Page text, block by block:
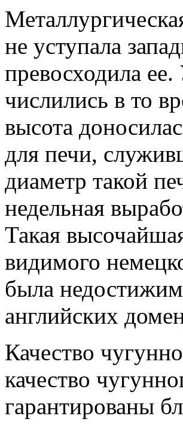
не уступала
превосходила ее.
числились в то
высота
для печи,
диаметр такой
недельная
Такая
видимого
была
английских
Качество
качество
гарантированы